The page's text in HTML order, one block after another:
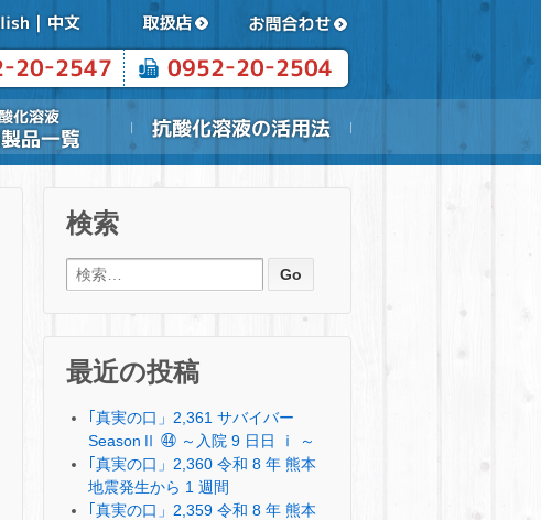
検索
検索:
最近の投稿
｢真実の口」2,361 サバイバー
SeasonⅡ ㊹ ～入院 9 日日 ⅰ ～
｢真実の口」2,360 令和 8 年 熊本
地震発生から 1 週間
｢真実の口」2,359 令和 8 年 熊本